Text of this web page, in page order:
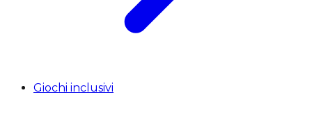
Giochi inclusivi